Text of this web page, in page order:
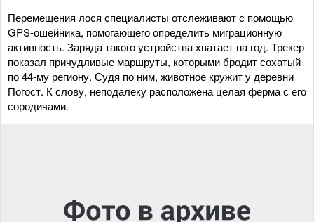
Перемещения лося специалисты отслеживают с помощью
GPS-ошейника, помогающего определить миграционную
активность. Заряда такого устройства хватает на год. Трекер
показал причудливые маршруты, которыми бродит сохатый
по 44-му региону. Судя по ним, животное кружит у деревни
Погост. К слову, неподалеку расположена целая ферма с его
сородичами.